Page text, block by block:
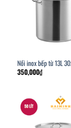
Nồi inox bếp từ 13L
350,000₫